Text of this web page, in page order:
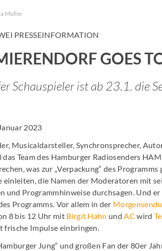
Müller
PRESSEINFORMATION
GOES
Schauspieler ist ab 23.1. die
2023
Musicaldarsteller, Synchronsprecher,
das Team des Hamburger Radiosenders
was zur „Verpackung“ des
einleiten, die Namen der Moderatoren mit
und Programmhinweise durchsagen. Und
Programms. Vor allem in der
8 bis 12 Uhr mit Birgit Hahn undAC wird
frische Impulse einbringen.
Jung“ und großen Fan der 80er